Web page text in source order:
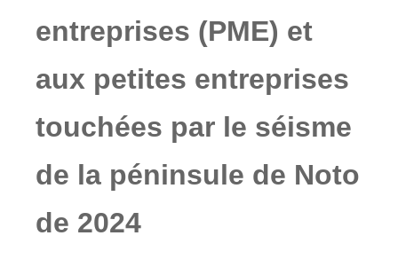
entreprises (PME) et
aux petites entreprises
touchées par le séisme
de la péninsule de Noto
de 2024